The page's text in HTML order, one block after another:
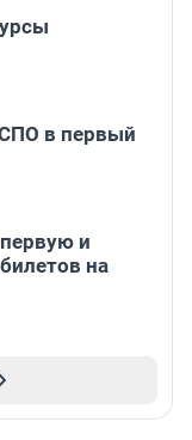
в первый
и
на